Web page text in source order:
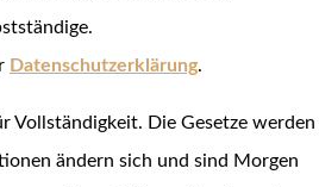
Datenschutzerklärung.
Vollständigkeit. Die Gesetze werden
ändern sich und sind Morgen